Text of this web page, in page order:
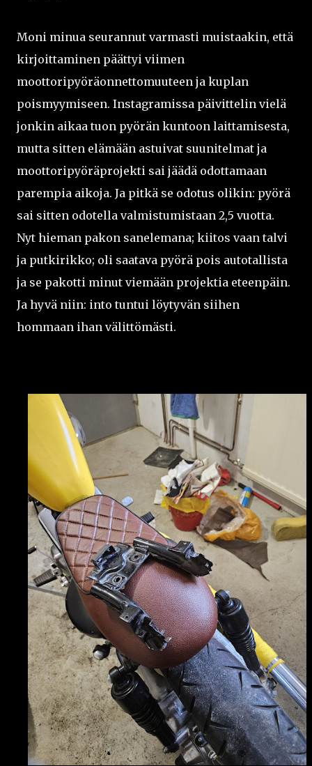
Moni minua seurannut varmasti muistaakin, että
kirjoittaminen päättyi viimen
moottoripyöräonnettomuuteen ja kuplan
poismyymiseen. Instagramissa päivittelin vielä
jonkin aikaa tuon pyörän kuntoon laittamisesta,
mutta sitten elämään astuivat suunitelmat ja
moottoripyöräprojekti sai jäädä odottamaan
parempia aikoja. Ja pitkä se odotus olikin: pyörä
sai sitten odotella valmistumistaan 2,5 vuotta.
Nyt hieman pakon sanelemana; kiitos vaan talvi
ja putkirikko; oli saatava pyörä pois autotallista
ja se pakotti minut viemään projektia eteenpäin.
Ja hyvä niin: into tuntui löytyvän siihen
hommaan ihan välittömästi.